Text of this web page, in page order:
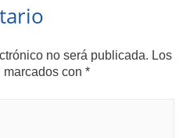
no será publicada. Los
con *